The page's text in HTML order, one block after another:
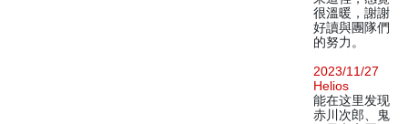
很溫暖，謝謝
好讀與團隊們
的努力。
2023/11/27
Helios
能在这里发现
赤川次郎、鬼